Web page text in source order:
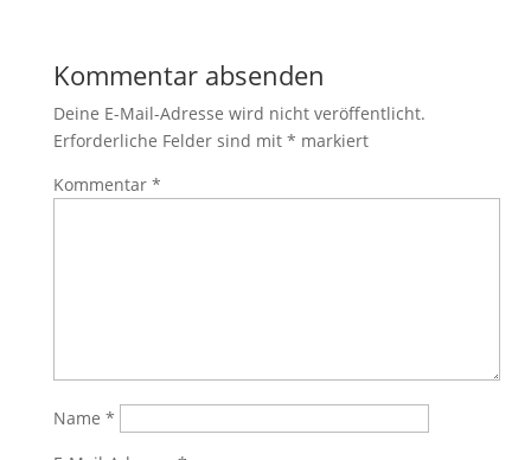
Kommentar absenden
Deine E-Mail-Adresse wird nicht veröffentlicht.
Erforderliche Felder sind mit * markiert
Kommentar *
Name *